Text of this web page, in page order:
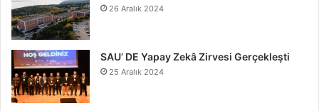
26 Aralık 2024
SAU’ DE Yapay Zekâ Zirvesi Gerçekleşti
25 Aralık 2024